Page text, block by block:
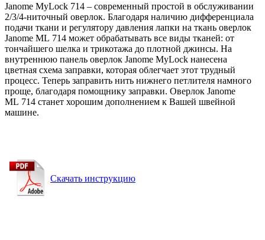
Janome MyLock 714 – современный простой в обслуживании
2/3/4-ниточный оверлок. Благодаря наличию дифференциала
подачи ткани и регулятору давления лапки на ткань оверлок
Janome ML 714 может обрабатывать все виды тканей: от
тончайшего шелка и трикотажа до плотной джинсы. На
внутреннюю панель оверлок Janome MyLock нанесена
цветная схема заправки, которая облегчает этот трудный
процесс. Теперь заправить нить нижнего петлителя намного
проще, благодаря помощнику заправки. Оверлок Janome
ML 714 станет хорошим дополнением к Вашей швейной
машине.
Скачать инструкцию